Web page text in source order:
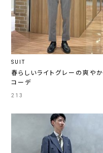
SUIT
春らしいライトグレーの爽やか
コーデ
213